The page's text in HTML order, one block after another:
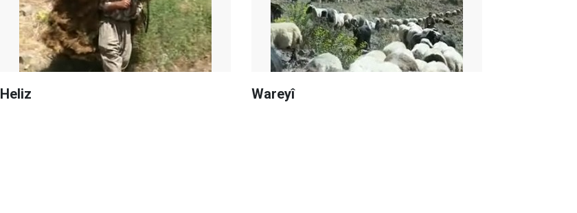
Heliz Wareyî